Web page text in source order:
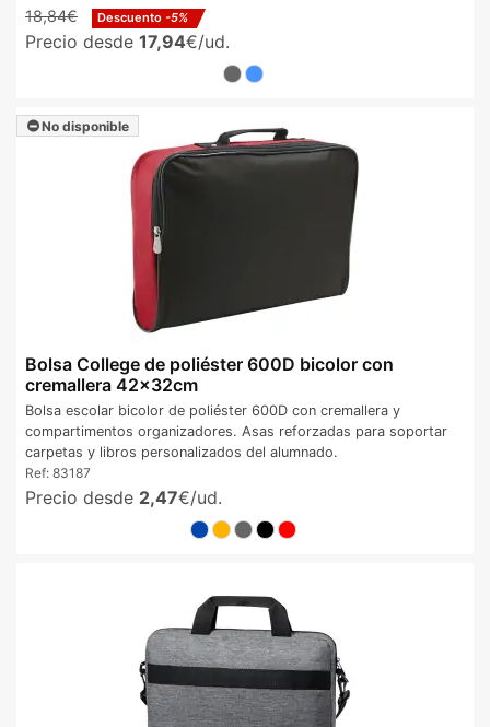
18,84€ Descuento -5%
Precio desde 17,94€/ud.
No disponible
Bolsa College de poliéster 600D bicolor con
cremallera 42x32cm
Bolsa escolar bicolor de poliéster 600D con cremallera y
compartimentos organizadores. Asas reforzadas para soportar
carpetas y libros personalizados del alumnado.
Ref: 83187
Precio desde 2,47€/ud.